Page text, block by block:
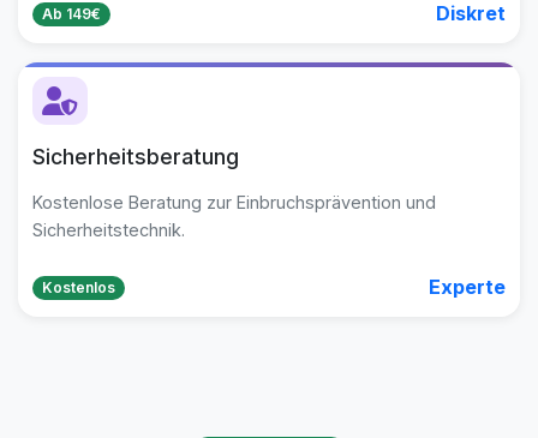
Ab 149€ Diskret
Sicherheitsberatung
Kostenlose Beratung zur Einbruchsprävention und
Sicherheitstechnik.
Kostenlos Experte